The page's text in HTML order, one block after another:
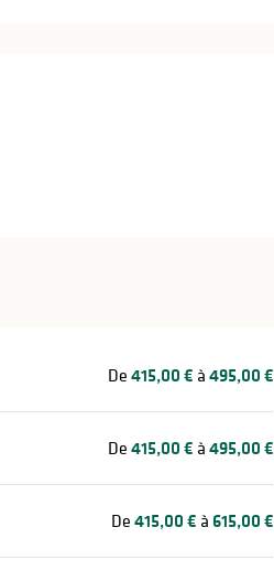
De415,00 € à495,00 €
De415,00 € à495,00 €
De415,00 € à 615,00 €